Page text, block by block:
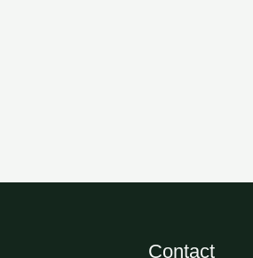
Contact